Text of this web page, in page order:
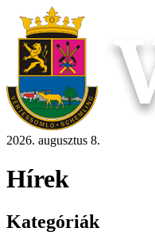
2026. augusztus 8.
Hírek
Kategóriák